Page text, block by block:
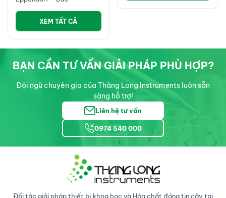
BẠN CẦN TƯ VẤN GIẢI PHÁP PHÙ HỢP?
Đội ngũ chuyên gia của Thăng Long Instruments luôn sẵn
sàng hỗ trợ!
Liên hệ tư vấn
0974 540 000
Đối tác giải pháp thiết bị khoa học và Hóa chất đáng tin cậy tại